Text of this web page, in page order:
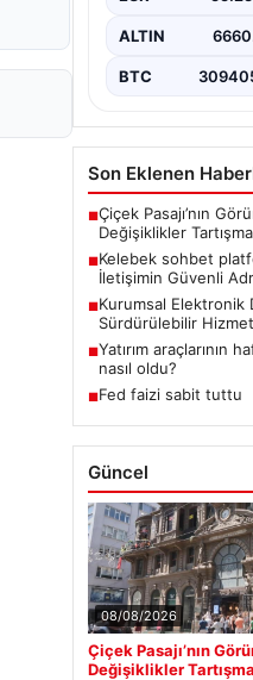
bir biçimde
Günümüzde
ALTIN
BTC
Son Eklenen
■Çiçek Pasajı’nın
Değişiklikler
■Kelebek sohbet
İletişimin Güvenli
■Kurumsal Elektronik
Sürdürülebilir
■Yatırım araçlarının
nasıl oldu?
■Fed faizi sabit tuttu
Güncel
08/08/2026
Çiçek Pasajı’nın
Değişiklikler